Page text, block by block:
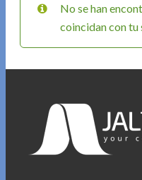
No se han
coincidan con tu